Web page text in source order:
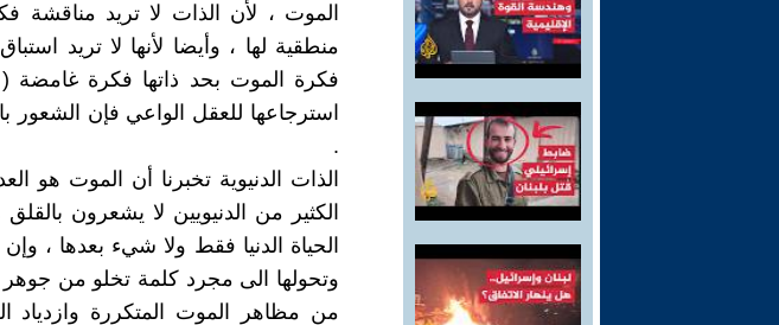
الموت ، لأن الذات لا تريد
منطقية لها ، وأيضا لأنها لا تريد
فكرة الموت بحد ذاتها فكرة
استرجاعها للعقل الواعي فإن الشعور
.
الذات الدنيوية تخبرنا أن الموت هو
الكثير من الدنيويين لا يشعرون
الحياة الدنيا فقط ولا شيء بعدها ،
وتحولها الى مجرد كلمة تخلو من جوهر
من مظاهر الموت المتكررة وازدياد